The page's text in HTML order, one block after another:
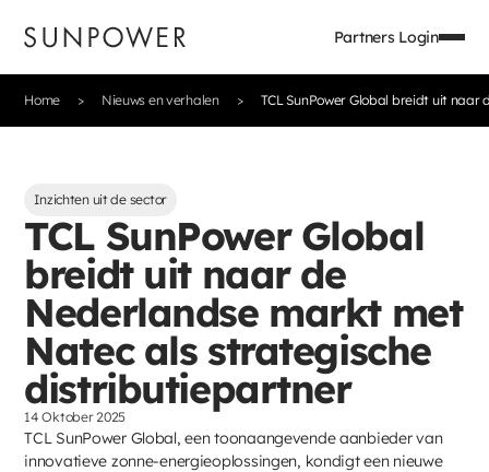
Partners Login
Home Nieuws en verhalen TCL SunPower Global breidt uit
Inzichten uit de sector
TCL SunPower Global
breidt uit naar de
Nederlandse markt met
Natec als strategische
distributiepartner
14 Oktober 2025
TCL SunPower Global, een toonaangevende aanbieder van
innovatieve zonne-energieoplossingen, kondigt een nieuwe